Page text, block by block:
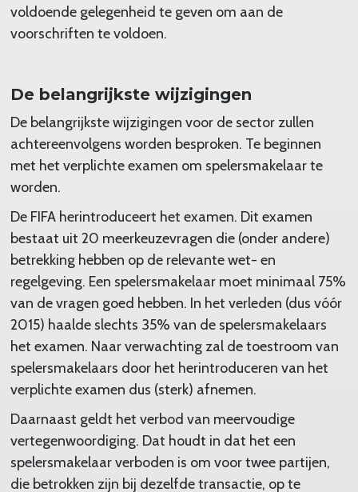
voldoende gelegenheid te geven om aan de
voorschriften te voldoen.
De belangrijkste wijzigingen
De belangrijkste wijzigingen voor de sector zullen
achtereenvolgens worden besproken. Te beginnen
met het verplichte examen om spelersmakelaar te
worden.
De FIFA herintroduceert het examen. Dit examen
bestaat uit 20 meerkeuzevragen die (onder andere)
betrekking hebben op de relevante wet- en
regelgeving. Een spelersmakelaar moet minimaal 75%
van de vragen goed hebben. In het verleden (dus vóór
2015) haalde slechts 35% van de spelersmakelaars
het examen. Naar verwachting zal de toestroom van
spelersmakelaars door het herintroduceren van het
verplichte examen dus (sterk) afnemen.
Daarnaast geldt het verbod van meervoudige
vertegenwoordiging. Dat houdt in dat het een
spelersmakelaar verboden is om voor twee partijen,
die betrokken zijn bij dezelfde transactie, op te